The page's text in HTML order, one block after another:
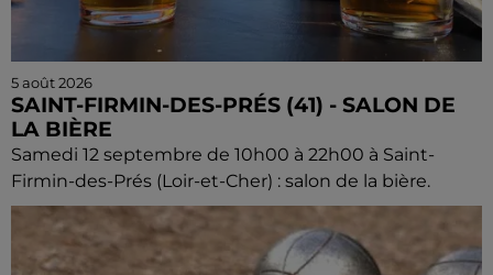
5 août 2026
SAINT-FIRMIN-DES-PRÉS (41) - SALON DE
LA BIÈRE
Samedi 12 septembre de 10h00 à 22h00 à Saint-
Firmin-des-Prés (Loir-et-Cher) : salon de la bière.